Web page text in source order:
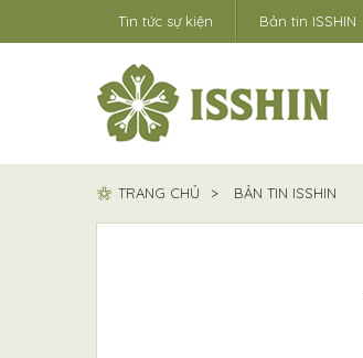
Tin tức sự kiện Bản tin ISSHIN
TRANG CHỦ BẢN TIN ISSHIN